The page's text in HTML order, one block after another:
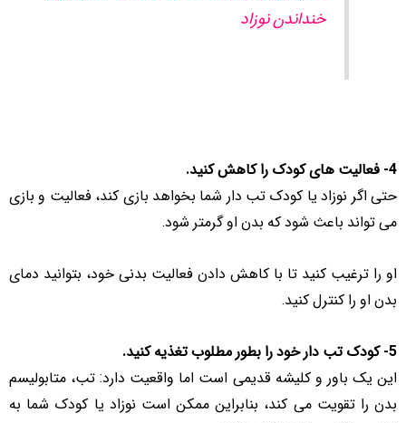
خنداندن نوزاد
4- فعالیت های کودک را کاهش کنید.
حتی اگر نوزاد یا کودک تب دار شما بخواهد بازی کند، فعالیت و بازی
می تواند باعث شود که بدن او گرمتر شود.
او را ترغیب کنید تا با کاهش دادن فعالیت بدنی خود، بتوانید دمای
بدن او را کنترل کنید.
5- کودک تب دار خود را بطور مطلوب تغذیه کنید.
این یک باور و کلیشه قدیمی است اما واقعیت دارد: تب، متابولیسم
بدن را تقویت می کند، بنابراین ممکن است نوزاد یا کودک شما به